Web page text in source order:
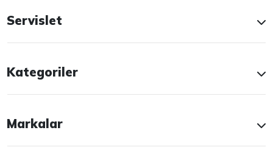
Servislet
Kategoriler
Markalar